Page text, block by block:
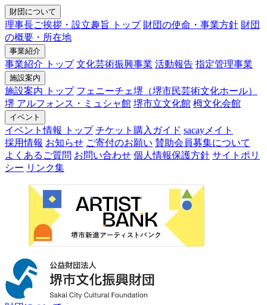
財団について
理事長ご挨拶・設立趣旨 トップ 財団の使命・事業方針 財団
の概要・所在地
事業紹介
事業紹介 トップ 文化芸術振興事業 活動報告 指定管理事業
施設案内
施設案内 トップ フェニーチェ堺（堺市民芸術文化ホール）
堺 アルフォンス・ミュシャ館 堺市立文化館 栂文化会館
イベント
イベント情報 トップ チケット購入ガイド sacayメイト
採用情報 お知らせ ご寄付のお願い 賛助会員募集について
よくあるご質問 お問い合わせ 個人情報保護方針 サイトポリ
シー リンク集